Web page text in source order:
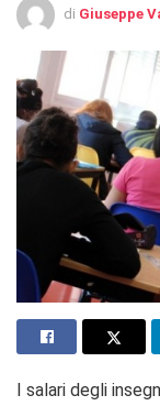
di Giuseppe
I salari degli